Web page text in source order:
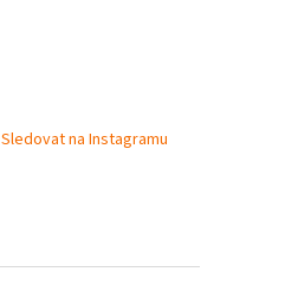
Sledovat na Instagramu